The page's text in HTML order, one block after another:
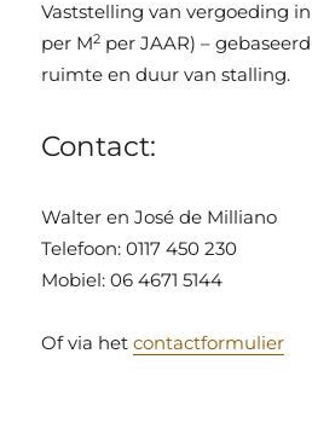
Vaststelling van vergoeding
per M2 per JAAR) –
ruimte en duur van stalling.
Contact:
Walter en José de Milliano
Telefoon: 0117 450 230
Mobiel: 06 4671 5144
Of via hetcontactformulier